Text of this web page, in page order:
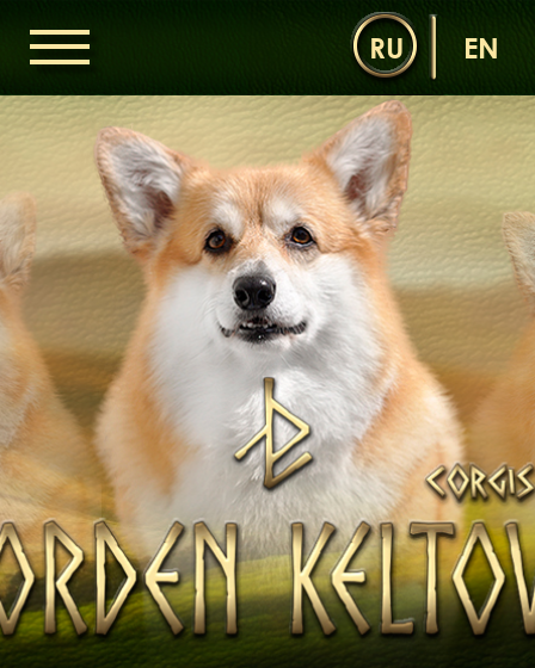
RU EN
ГОЛОВНА
ОРДЕН КЕЛЬТІВ
НОВИНИ
ДИТЯЧА КІМНАТА
НАШІ КОРГІ
ДАМИ ОРДЕНУ
КАВАЛЕРИ ОРДЕНУ
ЩЕНЯТА
ДИТЯЧА КІМНАТА
БІБЛІОТЕКА
МІФИ
ФАКТИ
БЛОГ
ГАЛЕРЕЇ